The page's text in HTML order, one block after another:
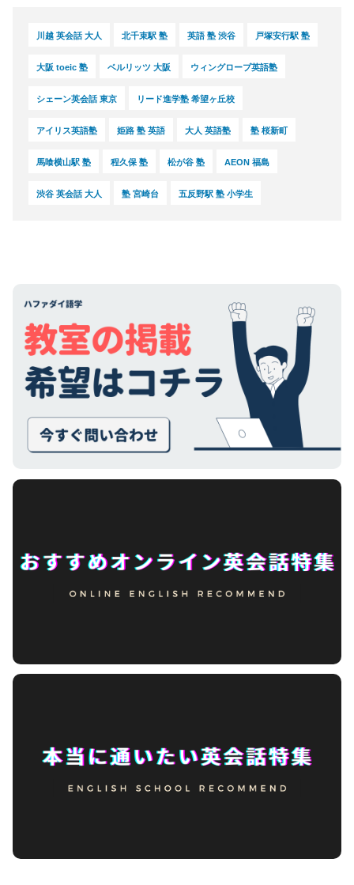
川越 英会話 大人 北千束駅 塾 英語 塾 渋谷 戸塚安行駅 塾
大阪 toeic 塾 ベルリッツ 大阪 ウィングローブ英語塾
シェーン英会話 東京 リード進学塾 希望ヶ丘校
アイリス英語塾 姫路 塾 英語 大人 英語塾 塾 桜新町
馬喰横山駅 塾 程久保 塾 松が谷 塾 AEON 福島
渋谷 英会話 大人 塾 宮崎台 五反野駅 塾 小学生